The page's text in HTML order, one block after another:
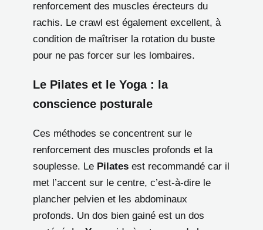
renforcement des muscles érecteurs du
rachis. Le crawl est également excellent, à
condition de maîtriser la rotation du buste
pour ne pas forcer sur les lombaires.
Le Pilates et le Yoga : la
conscience posturale
Ces méthodes se concentrent sur le
renforcement des muscles profonds et la
souplesse. Le Pilates est recommandé car il
met l’accent sur le centre, c’est-à-dire le
plancher pelvien et les abdominaux
profonds. Un dos bien gainé est un dos